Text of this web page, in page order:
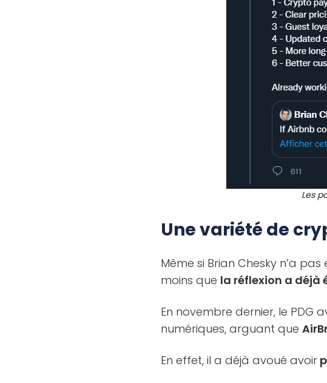
Les
Une variété de
Même si Brian Chesky n’a
moins que la réflexion a déjà
En novembre dernier, le PDG
numériques, arguant que
En effet, il a déjà avoué avoir